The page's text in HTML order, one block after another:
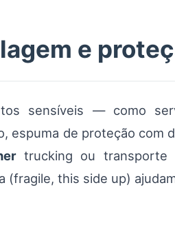
e
sensíveis — como
espuma de proteção com
trucking ou transporte
(fragile, this side up)